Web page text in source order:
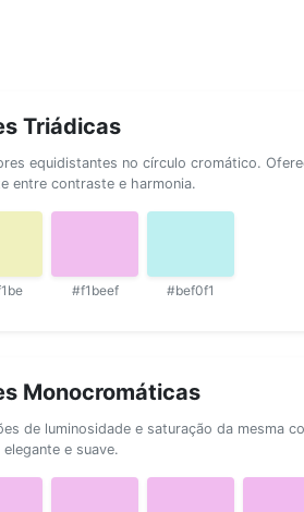
Triádicas
equidistantes no círculo cromático.
entre contraste e harmonia.
#f1beef #bef0f1
Monocromáticas
de luminosidade e saturação da mesma
e suave.